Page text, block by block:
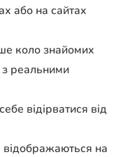
або на сайтах
коло знайомих
з реальними
відірватися від
відображаються на